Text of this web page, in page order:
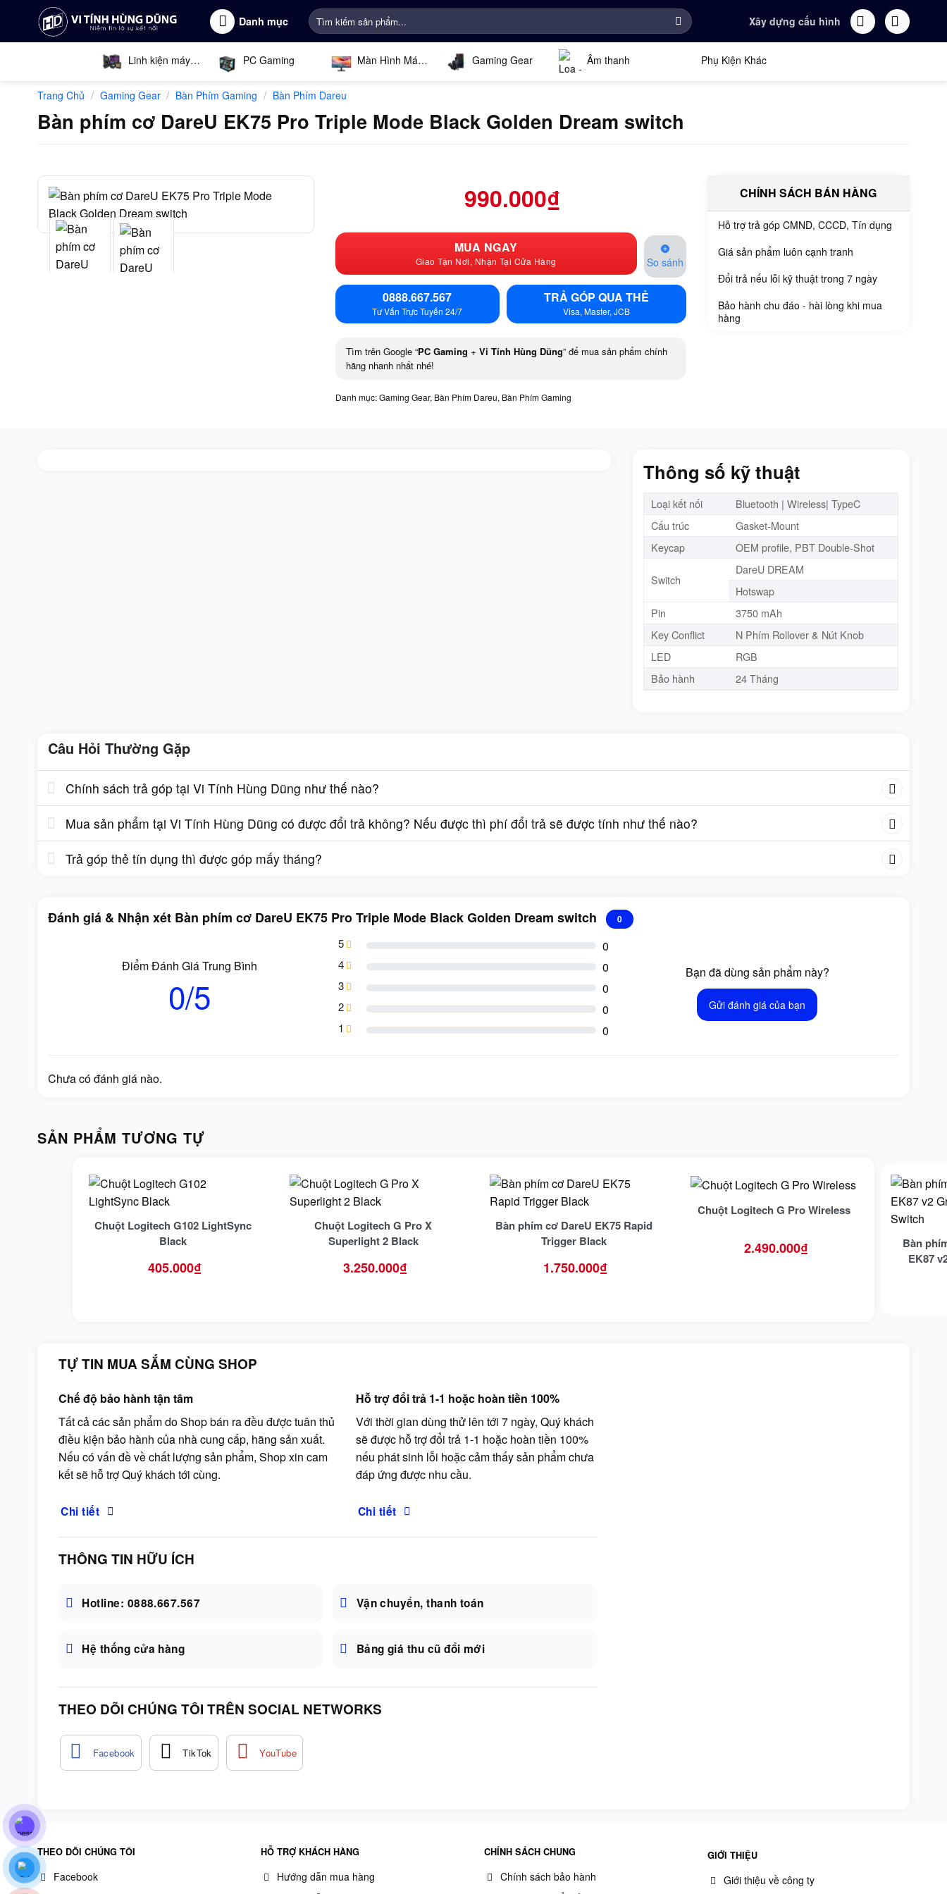
nội
Danh mục
Tìm
kiếm:
Xây dựng cấu hình
Linh kiện máy
PC Gaming
Màn Hình Máy
Gaming Gear Âm thanh Phụ Kiện Khác
Trang Chủ / Gaming Gear / Bàn Phím Gaming / Bàn Phím Dareu
Bàn phím cơ DareU EK75 Pro Triple Mode Black Golden Dream switch
990.000₫
MUA NGAY
Giao Tận Nơi, Nhận Tại Cửa Hàng So sánh
0888.667.567
Tư Vấn Trực Tuyến 24/7
TRẢ GÓP QUA THẺ
Visa, Master, JCB
Tìm trên Google “PC Gaming + Vi Tính Hùng Dũng” để mua sản phẩm chính
hãng nhanh nhất nhé!
Danh mục:Gaming Gear, Bàn Phím Dareu, Bàn Phím Gaming
CHÍNH SÁCH BÁN HÀNG
Hỗ trợ trả góp CMND, CCCD, Tín dụng
Giá sản phẩm luôn cạnh tranh
Đổi trả nếu lỗi kỹ thuật trong 7 ngày
Bảo hành chu đáo - hài lòng khi mua
hàng
Thông số kỹ thuật
Loại kết nối
Bluetooth | Wireless| TypeC
Cấu trúc
Gasket-Mount
Keycap
OEM profile, PBT Double-Shot
Switch
DareU DREAM
Hotswap
Pin
3750 mAh
Key Conflict
N Phím Rollover & Nút Knob
LED
RGB
Bảo hành
24 Tháng
Câu Hỏi Thường Gặp
Chính sách trả góp tại Vi Tính Hùng Dũng như thế nào?
Mua sản phẩm tại Vi Tính Hùng Dũng có được đổi trả không? Nếu được thì phí đổi trả sẽ được tính như thế nào?
Trả góp thẻ tín dụng thì được góp mấy tháng?
Đánh giá & Nhận xét Bàn phím cơ DareU EK75 Pro Triple Mode Black Golden Dream switch 0
Điểm Đánh Giá Trung Bình
0/5
5 0
4 0
3 0
2 0
1 0
Bạn đã dùng sản phẩm này?
Gửi đánh giá của bạn
Chưa có đánh giá nào.
SẢN PHẨM TƯƠNG TỰ
Chuột Logitech G102 LightSync
Black
405.000₫
Chuột Logitech G Pro X
Superlight 2 Black
3.250.000₫
Bàn phím cơ DareU EK75 Rapid
Trigger Black
1.750.000₫
Chuột Logitech G Pro Wireless
2.490.000₫
Bàn
EK87
TỰ TIN MUA SẮM CÙNG SHOP
Chế độ bảo hành tận tâm
Tất cả các sản phẩm do Shop bán ra đều được tuân thủ
điều kiện bảo hành của nhà cung cấp, hãng sản xuất.
Nếu có vấn đề về chất lượng sản phẩm, Shop xin cam
kết sẽ hỗ trợ Quý khách tới cùng.
Chi tiết
Hỗ trợ đổi trả 1-1 hoặc hoàn tiền 100%
Với thời gian dùng thử lên tới 7 ngày, Quý khách
sẽ được hỗ trợ đổi trả 1-1 hoặc hoàn tiền 100%
nếu phát sinh lỗi hoặc cảm thấy sản phẩm chưa
đáp ứng được nhu cầu.
Chi tiết
THÔNG TIN HỮU ÍCH
Hotline: 0888.667.567 Vận chuyển, thanh toán
Hệ thống cửa hàng Bảng giá thu cũ đổi mới
THEO DÕI CHÚNG TÔI TRÊN SOCIAL NETWORKS
THEO DÕI CHÚNG TÔI
Facebook
HỖ TRỢ KHÁCH HÀNG
Hướng dẫn mua hàng
CHÍNH SÁCH CHUNG
Chính sách bảo hành
GIỚI THIỆU
Giới thiệu về công ty